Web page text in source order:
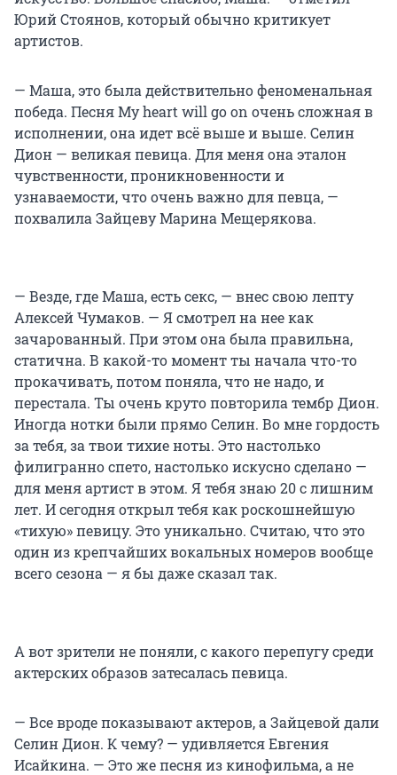
Юрий Стоянов, который обычно критикует
артистов.
— Маша, это была действительно феноменальная
победа. Песня My heart will go on очень сложная в
исполнении, она идет всё выше и выше. Селин
Дион — великая певица. Для меня она эталон
чувственности, проникновенности и
узнаваемости, что очень важно для певца, —
похвалила Зайцеву Марина Мещерякова.
— Везде, где Маша, есть секс, — внес свою лепту
Алексей Чумаков. — Я смотрел на нее как
зачарованный. При этом она была правильна,
статична. В какой-то момент ты начала что-то
прокачивать, потом поняла, что не надо, и
перестала. Ты очень круто повторила тембр Дион.
Иногда нотки были прямо Селин. Во мне гордость
за тебя, за твои тихие ноты. Это настолько
филигранно спето, настолько искусно сделано —
для меня артист в этом. Я тебя знаю 20 с лишним
лет. И сегодня открыл тебя как роскошнейшую
«тихую» певицу. Это уникально. Считаю, что это
один из крепчайших вокальных номеров вообще
всего сезона — я бы даже сказал так.
А вот зрители не поняли, с какого перепугу среди
актерских образов затесалась певица.
— Все вроде показывают актеров, а Зайцевой дали
Селин Дион. К чему? — удивляется Евгения
Исайкина. — Это же песня из кинофильма, а не